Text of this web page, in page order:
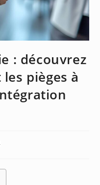
: découvrez
pièges à